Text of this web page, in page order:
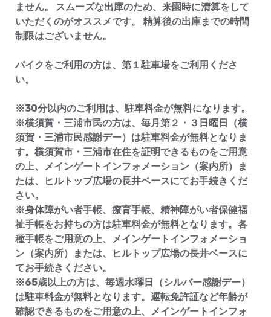
ません。 スムーズな出庫のため、来園時に清算をして
いただくのがオススメです。 精算後の出庫までの時間
制限はございません。
バイクをご利用の方は、第１駐車場をご利用くださ
い。
※30分以内のご利用は、駐車料金が無料になります。
※横須賀・三浦市民の方は、毎月第２・３日曜日（横
須賀・三浦市民感謝デー）は駐車料金が無料となりま
す。横須賀市・三浦市在住を証明できるものをご用意
の上、メインゲートインフォメーション（案内所）ま
たは、ヒルトップ広場の長井ベースにてお手続きくだ
さい。
※身体障がい者手帳、療育手帳、精神障がい者保健福
祉手帳をお持ちの方は駐車料金が無料となります。各
種手帳をご用意の上、メインゲートインフォメーショ
ン（案内所）または、ヒルトップ広場の長井ベースに
てお手続きください。
※65歳以上の方は、毎週水曜日（シルバー感謝デー）
は駐車料金が無料となります。運転免許証など年齢が
確認できるものをご用意の上、メインゲートインフォ